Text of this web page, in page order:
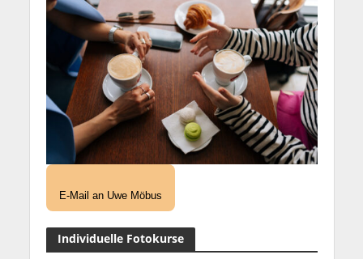
E-Mail an Uwe Möbus
Individuelle Fotokurse